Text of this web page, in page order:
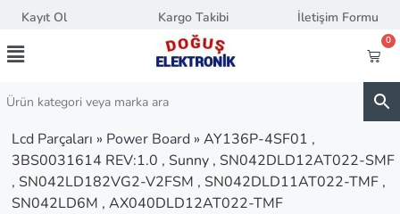
Kayıt Ol Kargo Takibi İletişim Formu
0
Lcd Parçaları » Power Board » AY136P-4SF01 ,
3BS0031614 REV:1.0 , Sunny , SN042DLD12AT022-SMF
, SN042LD182VG2-V2FSM , SN042DLD11AT022-TMF ,
SN042LD6M , AX040DLD12AT022-TMF